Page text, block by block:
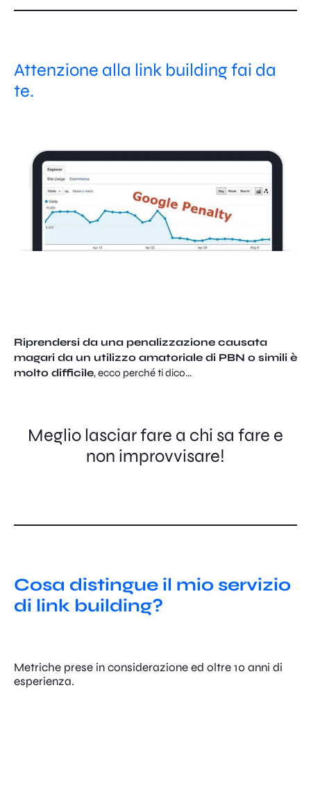
Attenzione alla link building fai da
te.
Riprendersi da una penalizzazione causata
magari da un utilizzo amatoriale di PBN o simili è
molto difficile, ecco perché ti dico…
Meglio lasciar fare a chi sa fare e
non improvvisare!
Cosa distingue il mio servizio
di link building?
Metriche prese in considerazione ed oltre 10 anni di
esperienza.